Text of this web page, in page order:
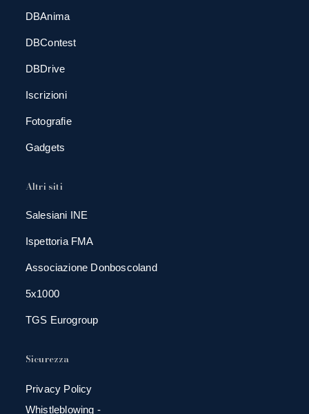
DBAnima
DBContest
DBDrive
Iscrizioni
Fotografie
Gadgets
Altri siti
Salesiani INE
Ispettoria FMA
Associazione Donboscoland
5x1000
TGS Eurogroup
Sicurezza
Privacy Policy
Whistleblowing -